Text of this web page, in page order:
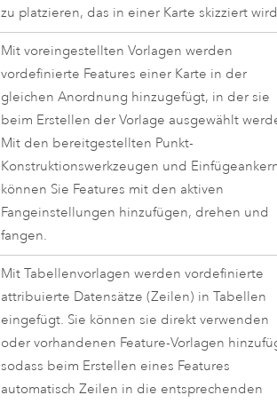
zu platzieren, das in einer Karte skizziert
Mit voreingestellten Vorlagen werden
vordefinierte Features einer Karte in der
gleichen Anordnung hinzugefügt, in der sie
beim Erstellen der Vorlage ausgewählt
Mit den bereitgestellten Punkt-
Konstruktionswerkzeugen und
können Sie Features mit den aktiven
Fangeinstellungen hinzufügen, drehen und
fangen.
Mit Tabellenvorlagen werden vordefinierte
attribuierte Datensätze (Zeilen) in Tabellen
eingefügt. Sie können sie direkt verwenden
oder vorhandenen Feature-Vorlagen
sodass beim Erstellen eines Features
automatisch Zeilen in die entsprechenden